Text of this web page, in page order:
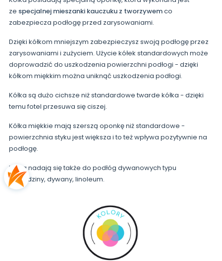
ze specjalnej mieszanki kauczuku z tworzywemco
zabezpiecza podłogę przed zarysowaniami.
Dzięki kółkom mniejszym zabezpieczysz swoją podłogę przez
zarysowaniami i zużyciem. Użycie kółek standardowych może
doprowadzić do uszkodzenia powierzchni podłogi - dzięki
kółkom miękkim można uniknąć uszkodzenia podłogi.
Kółka są dużo cichsze niż standardowe twarde kółka - dzięki
temu fotel przesuwa się ciszej.
Kółka miękkie mają szerszą oponkę niż standardowe -
powierzchnia styku jest większa i to też wpływa pozytywnie na
podłogę.
Kółka nadają się także do podłóg dywanowych typu
wykładziny, dywany, linoleum.